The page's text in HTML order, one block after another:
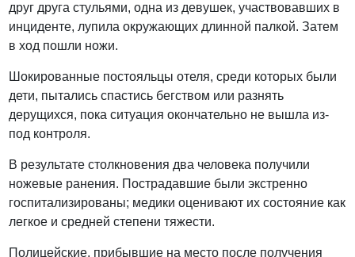
друг друга стульями, одна из девушек, участвовавших в
инциденте, лупила окружающих длинной палкой. Затем
в ход пошли ножи.
Шокированные постояльцы отеля, среди которых были
дети, пытались спастись бегством или разнять
дерущихся, пока ситуация окончательно не вышла из-
под контроля.
В результате столкновения два человека получили
ножевые ранения. Пострадавшие были экстренно
госпитализированы; медики оценивают их состояние как
легкое и средней степени тяжести.
Полицейские, прибывшие на место после получения